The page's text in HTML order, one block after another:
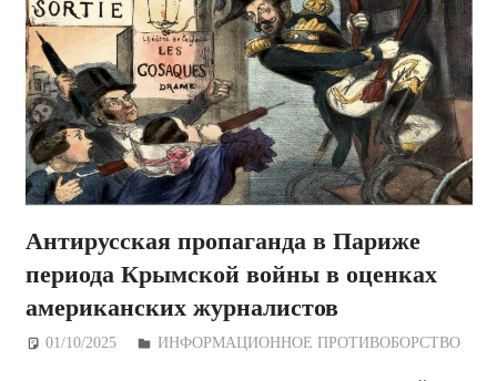
Антирусская пропаганда в Париже
периода Крымской войны в оценках
американских журналистов
01/10/2025 Дежурный по Редакции
ИНФОРМАЦИОННОЕ ПРОТИВОБОРСТВО